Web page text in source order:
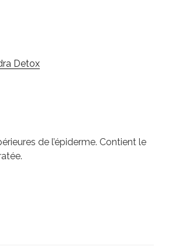
Detox
de l’épiderme. Contient le